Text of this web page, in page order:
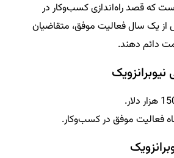
که قصد راه‌اندازی کسب‌وکار در
از یک سال فعالیت موفق، متقاضیان
دائم دهند.
نیوبرانزویک